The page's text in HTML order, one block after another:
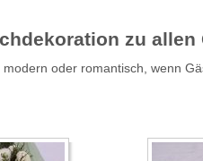
zu allen
modern oder romantisch, wenn